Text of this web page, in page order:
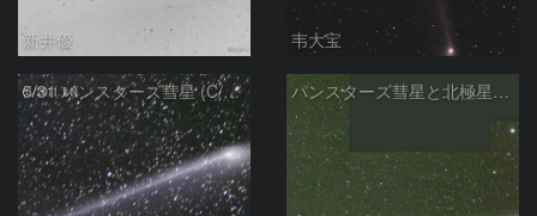
新井優 韦大宝
5/31 パンスターズ彗星 (C/2011 L4) パンスターズ彗星と北極星5/30